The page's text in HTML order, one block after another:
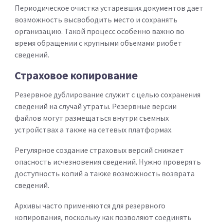
Периодическое очистка устаревших документов дает
возможность высвободить место и сохранять
организацию. Такой процесс особенно важно во
время обращении с крупными объемами риобет
сведений.
Страховое копирование
Резервное дублирование служит с целью сохранения
сведений на случай утраты. Резервные версии
файлов могут размещаться внутри съемных
устройствах а также на сетевых платформах.
Регулярное создание страховых версий снижает
опасность исчезновения сведений. Нужно проверять
доступность копий а также возможность возврата
сведений.
Архивы часто применяются для резервного
копирования, поскольку как позволяют соединять